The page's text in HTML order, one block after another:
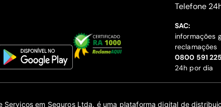
‍Telefone
SAC:
informações
reclamações
‍0800 591
24h por dia
Serviços em Seguros Ltda. é uma plataforma digital de